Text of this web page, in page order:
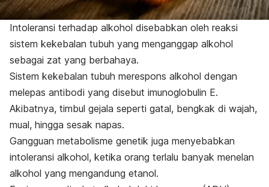
Intoleransi terhadap alkohol disebabkan oleh reaksi
sistem kekebalan tubuh yang menganggap alkohol
sebagai zat yang berbahaya.
Sistem kekebalan tubuh merespons alkohol dengan
melepas antibodi yang disebut imunoglobulin E.
Akibatnya, timbul gejala seperti gatal, bengkak di wajah,
mual, hingga sesak napas.
Gangguan metabolisme genetik juga menyebabkan
intoleransi alkohol, ketika orang terlalu banyak menelan
alkohol yang mengandung etanol.